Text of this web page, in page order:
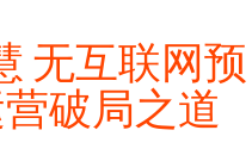
无互联网预
破局之道